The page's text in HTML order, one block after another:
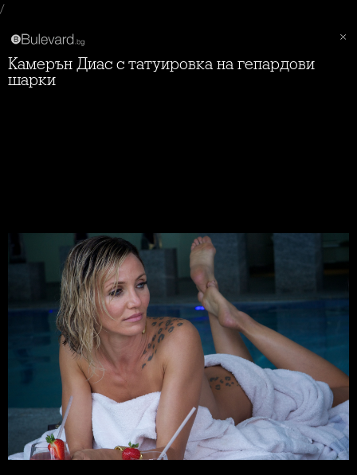
/
Камерън Диас с татуировка на гепардови
шарки